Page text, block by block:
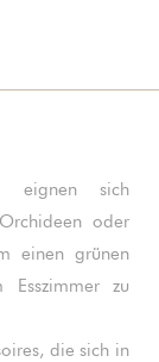
eignen sich
oder
einen grünen
zu
die sich in